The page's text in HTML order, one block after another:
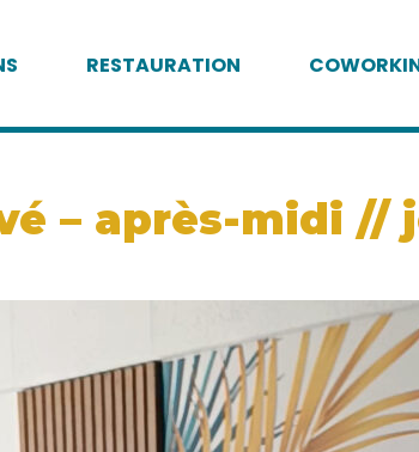
RESTAURATION
– après-midi //